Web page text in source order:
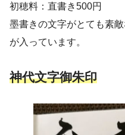
初穂料：直書き500円
墨書きの文字がとても素
が入っています。
神代文字御朱印